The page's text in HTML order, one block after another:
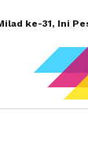
ke-31, Ini